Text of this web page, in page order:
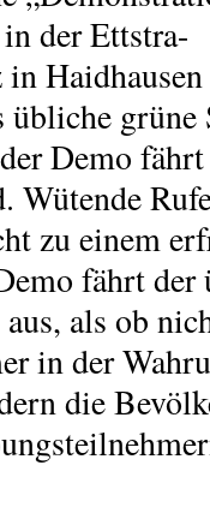
der Ettstra-
Demo
zu einem
fährt
als ob
in der
die